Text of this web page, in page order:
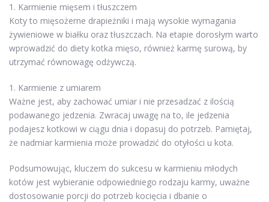
1. Karmienie mięsem i tłuszczem
Koty to mięsożerne drapieżniki i mają wysokie wymagania
żywieniowe w białku oraz tłuszczach. Na etapie dorosłym warto
wprowadzić do diety kotka mięso, również karmę surową, by
utrzymać równowagę odżywczą.
1. Karmienie z umiarem
Ważne jest, aby zachować umiar i nie przesadzać z ilością
podawanego jedzenia. Zwracaj uwagę na to, ile jedzenia
podajesz kotkowi w ciągu dnia i dopasuj do potrzeb. Pamiętaj,
że nadmiar karmienia może prowadzić do otyłości u kota.
Podsumowując, kluczem do sukcesu w karmieniu młodych
kotów jest wybieranie odpowiedniego rodzaju karmy, uważne
dostosowanie porcji do potrzeb kocięcia i dbanie o